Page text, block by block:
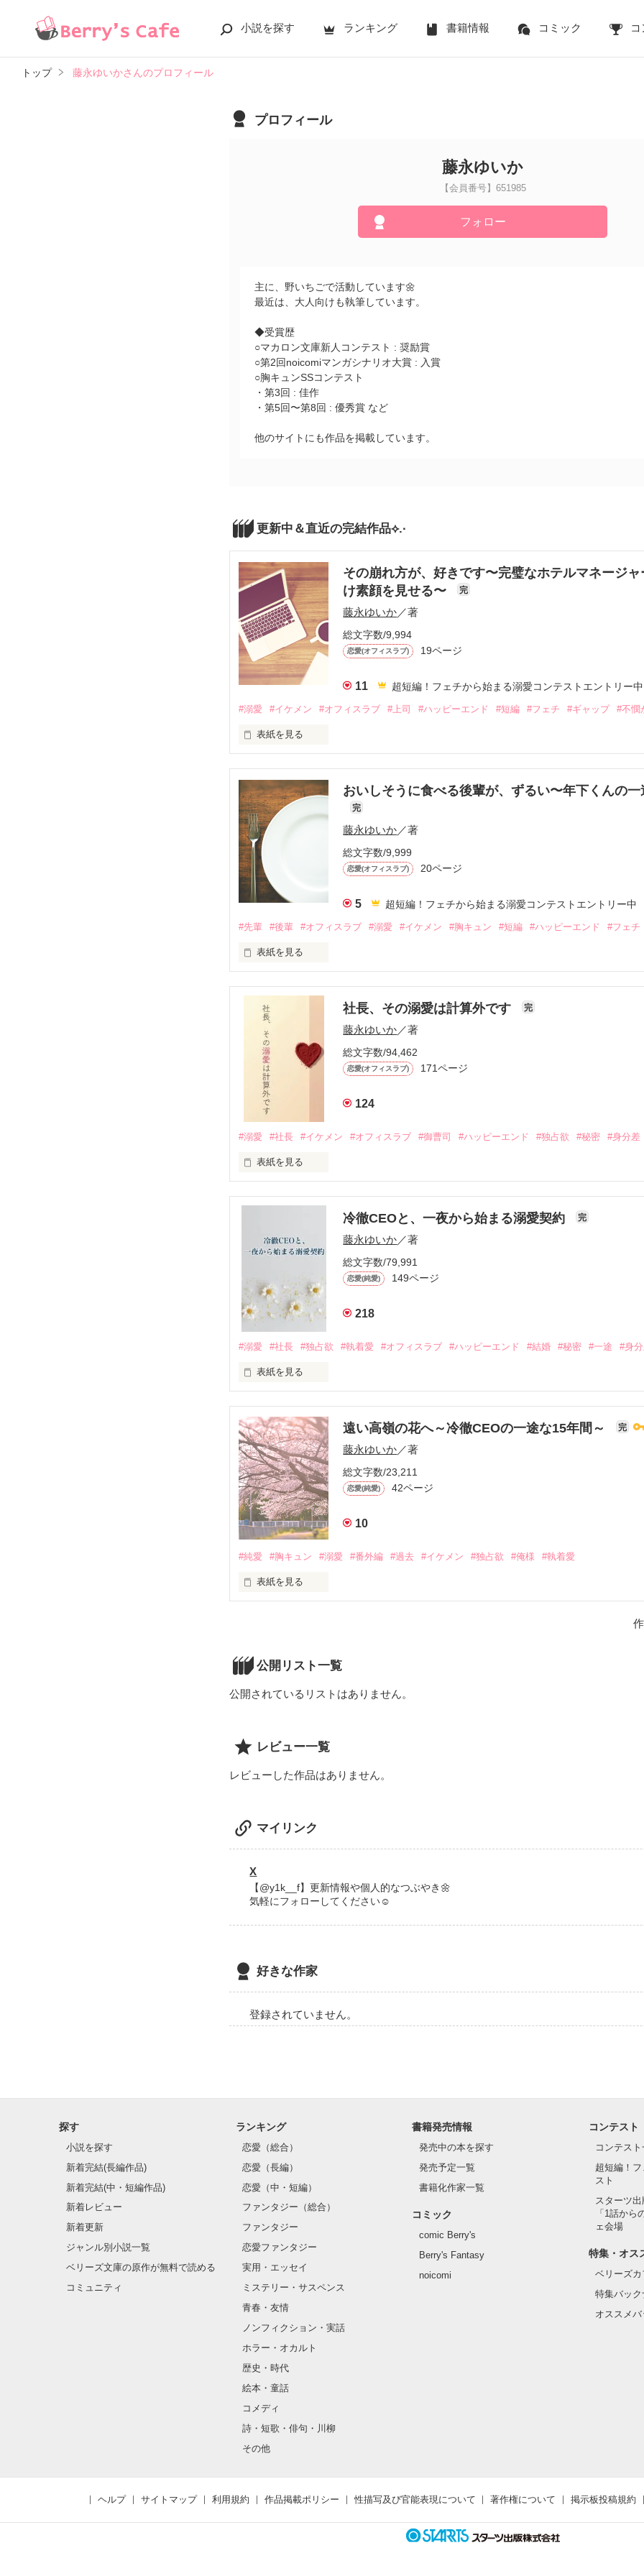
小説を探す ランキング 書籍情報 コミック
トップ 藤永ゆいかさんのプロフィール
プロフィール
藤永ゆいか
【会員番号】651985
フォロー
主に、野いちごで活動しています🌼
最近は、大人向けも執筆しています。
◆受賞歴
○マカロン文庫新人コンテスト : 奨励賞
○第2回noicomiマンガシナリオ大賞 : 入賞
○胸キュンSSコンテスト
・第3回 : 佳作
・第5回〜第8回 : 優秀賞 など
他のサイトにも作品を掲載しています。
更新中＆直近の完結作品⟡.·
その崩れ方が、好きです〜完璧なホテルマネージ
け素顔を見せる〜
完
藤永ゆいか／著
総文字数/9,994
恋愛(オフィスラブ) 19ページ
11 超短編！フェチから始まる溺愛コンテストエントリー中
#溺愛 #イケメン #オフィスラブ #上司 #ハッピーエンド #短編 #フェチ #ギャップ #不憫
表紙を見る
完璧な上司が、崩れる瞬間に弱い──
なんて、誰にも言えなかった。
ホテルのフロントスタッフ・香坂詩織、26歳。
フロントマネージャーの藤堂さんは、隙のない完璧な人。
指示は端的で、判断は正確で、スーツに皺ひとつない。
そんな彼が、毎朝ひとり
搬入口で野良猫に振られ続けている。
「ねえ、来る？」と、甘い声で囁いて
眼鏡を外した瞬間、
目尻に浮かぶ深い笑い皺から、どうしても目が離せない。
誰も知らない、藤堂さんの崩れ方を
私だけが、こっそり独り占めしていた。
＊　＊　＊
崩れる瞬間フェチのフロントスタッフ
香坂 詩織（26）
×
完璧なのに、猫には勝てないホテルマネージャー
藤堂 悠（32）
これは、隙のない上司の「一番不器用なところ」に
恋をした女子の、冬の朝のお話。
2026.07.11 完結
作品を読む
おいしそうに食べる後輩が、ずるい〜年下くんの
完
藤永ゆいか／著
総文字数/9,999
恋愛(オフィスラブ) 20ページ
5 超短編！フェチから始まる溺愛コンテストエントリー中
#先輩 #後輩 #オフィスラブ #溺愛 #イケメン #胸キュン #短編 #ハッピーエンド #フェチ
表紙を見る
食べる顔が、好きだ──なんて、
誰にも言えなかった。
おいしそうに食べる人から目が離せない。
それが「苦手」だと思っていた私、水野麻衣29歳。
そんな私の隣に、ある春からずっと座り続ける後輩がいる。
言ってくれるから」
静かで、穏やかで、
どこまでも真剣な後輩・橋本碧。
彼の、眉が下がる無防備な瞬間から
どうしても、目が離せない。
ただの心地いいランチメイトだと思っていた。
だけど、彼がずっと胸に秘めていた「本当の理由」を知ったとき、
穏やかな顔の裏に隠されていた想いが、
静かに、でも確かに押し寄せてきて──。
「今度、ちゃんとしたご飯行きませんか。
ランチじゃなくて」
逃げていた気持ちの正体に気づくとき、
隣にはいつも、あの人がいた。
────────
29歳 先輩×26歳 第二新卒後輩の
フェチから始まる短編ラブストーリー。
2026.07.04完結
社長、その溺愛は計算外です 完
藤永ゆいか／著
総文字数/94,462
恋愛(オフィスラブ) 171ページ
124
#溺愛 #社長 #イケメン #オフィスラブ #御曹司 #ハッピーエンド #独占欲 #秘密 #身分差
表紙を見る
「今夜から──君は、俺のものだ」
婚活で「可愛げがない」と敬遠され続け、
理想の女性を演じることに疲れたOL・新谷梓。
仕事相手のクールな社長は
私の前でだけ、素顔を見せる。
距離が近づくほど、惹かれていく私。
だけど彼には、私の知らない秘密があって……。
「逃げないでください。
俺には、梓しかいないから」
圧倒的な覚悟で迫る社長からの溺愛は
完全に、計算外でした。
───────────────
完璧な社長の仮面の下に
溺愛を隠すヒーロー
桐原圭佑（32）
恐れているヒロイン
新谷梓（29）
私にだけ素顔を見せて溺愛する』を元に
冷徹CEOと、一夜から始まる溺愛契約 完
藤永ゆいか／著
総文字数/79,991
恋愛(純愛) 149ページ
218
#溺愛 #社長 #独占欲 #執着愛 #オフィスラブ #ハッピーエンド #結婚 #秘密 #一途 #身
表紙を見る
マカロン文庫新人コンテスト
🌸奨励賞受賞🌸
◇
「今夜だけ、すべてを忘れさせてやる」
絶望の淵にいた私に
冷酷で甘い救いを差し出したのは、
「お前は俺の妻になる。これは、命令だ」
父の治療費と引き換えに提示された、
けれど家では、彼はその独占欲を隠そうともしない。
「忘れるな。形だけでも、お前は俺の妻だ。
冷ややかな仮面の裏で、
私を熱く溶かしていく彼の本音。
なぜ、彼は私を選んだのか。
冷徹CEOが秘めた、あまりに一途な執着。
運命へと変わり始める――。
（没落令嬢）
桐生湊 28歳
⋆┈┈┈┈┈┈┈┈┈┈┈┈┈┈┈⋆
2026.01.09 公開
フォロワーさま限定ですが、
湊視点の今作の番外編も公開しています。
よろしければ、ご覧ください︎︎︎︎☺︎
遠い高嶺の花へ～冷徹CEOの一途な15年間～ 完
藤永ゆいか／著
総文字数/23,211
恋愛(純愛) 42ページ
10
#純愛 #胸キュン #溺愛 #番外編 #過去 #イケメン #独占欲 #俺様 #執着愛
表紙を見る
十五年前も、今も。
「ようやく、お前の隣に立てたぞ」
＊ ＊ ＊
※こちらは
本編読了後にお読みいただけると幸いです。
＊ ＊ ＊
2026.04.08 完結
公開リスト一覧
公開されているリストはありません。
レビュー一覧
レビューした作品はありません。
マイリンク
X
【@y1k__f】更新情報や個人的なつぶやき🌼
気軽にフォローしてください︎︎☺︎
好きな作家
登録されていません。
探す
小説を探す
新着完結(長編作品)
新着完結(中・短編作品)
新着レビュー
新着更新
ジャンル別小説一覧
ベリーズ文庫の原作が無料で読める
コミュニティ
ランキング
恋愛（総合）
恋愛（長編）
恋愛（中・短編）
ファンタジー（総合）
ファンタジー
恋愛ファンタジー
実用・エッセイ
ミステリー・サスペンス
青春・友情
ノンフィクション・実話
ホラー・オカルト
歴史・時代
絵本・童話
コメディ
詩・短歌・俳句・川柳
その他
書籍発売情報
発売中の本を探す
発売予定一覧
書籍化作家一覧
コミック
comic Berry's
Berry's Fantasy
noicomi
コンテスト
コンテス
超短編！
スト
スターツ
「1話から
ェ会場
特集・オス
ベリーズ
特集バッ
オススメ
ヘルプ サイトマップ 利用規約 作品掲載ポリシー 性描写及び官能表現について 著作権について 掲示板投稿規約